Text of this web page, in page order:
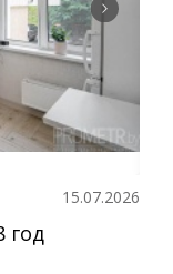
15.07.2026
год